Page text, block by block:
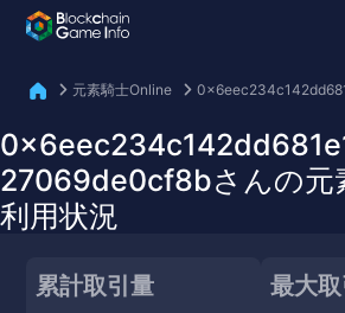
元素騎士Online
27069de0cf8bさんの元
利用状況
累計取引量
最大